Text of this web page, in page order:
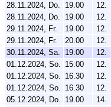
28.11.2024, Do.
19.00 12.
28.11.2024, Do.
19.00 12.
29.11.2024, Fr.
19.00 12.
29.11.2024, Fr.
20.00 12.
30.11.2024, Sa.
19.00 12.
01.12.2024, So. 15.00 12.
01.12.2024, So. 16.30 12.
01.12.2024, So. 16.30 12.
05.12.2024, Do. 19.00 14.